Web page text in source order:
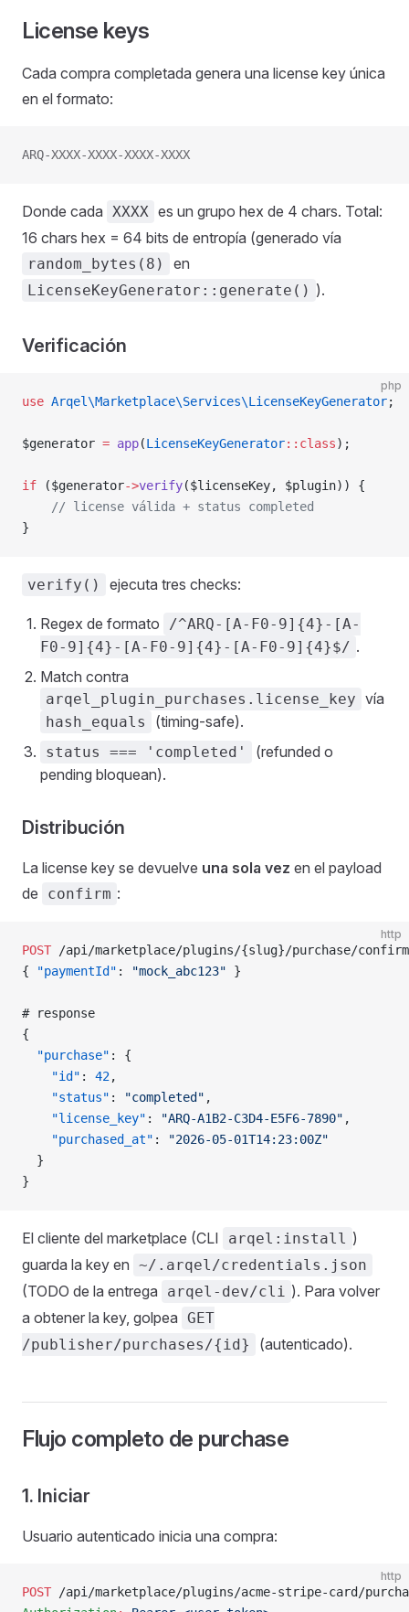
License keys
Cada compra completada genera una license key única
en el formato:
ARQ-XXXX-XXXX-XXXX-XXXX
Donde cada XXXX es un grupo hex de 4 chars. Total:
16 chars hex = 64 bits de entropía (generado vía
random_bytes(8) en
LicenseKeyGenerator::generate() ).
Verificación
php
use Arqel\Marketplace\Services\LicenseKeyGenerator;
$generator = app(LicenseKeyGenerator::class);
if ($generator->verify($licenseKey, $plugin)) {
    // license válida + status completed
}
verify() ejecuta tres checks:
Regex de formato
/^ARQ-[A-F0-9]{4}-[A-
F0-9]{4}-[A-F0-9]{4}-[A-F0-9]{4}$/ .
Match contra
arqel_plugin_purchases.license_key vía
hash_equals (timing-safe).
status === 'completed'
(refunded o
pending bloquean).
Distribución
La license key se devuelve una sola vez en el payload
de
confirm :
http
POST /api/marketplace/plugins/{slug}/purchase/confirm
{
"paymentId" : "mock_abc123" }
# response
{
  "purchase"
: {
    "id"
: 42,
    "status"
: "completed" ,
    "license_key"
: "ARQ-A1B2-C3D4-E5F6-7890" ,
    "purchased_at"
:
"2026-05-01T14:23:00Z"
  }
}
El cliente del marketplace (CLI arqel:install )
guarda la key en ~/.arqel/credentials.json
(TODO de la entrega arqel-dev/cli ). Para volver
a obtener la key, golpea GET
/publisher/purchases/{id}
(autenticado).
Flujo completo de purchase
1. Iniciar
Usuario autenticado inicia una compra:
http
POST /api/marketplace/plugins/acme-stripe-card/